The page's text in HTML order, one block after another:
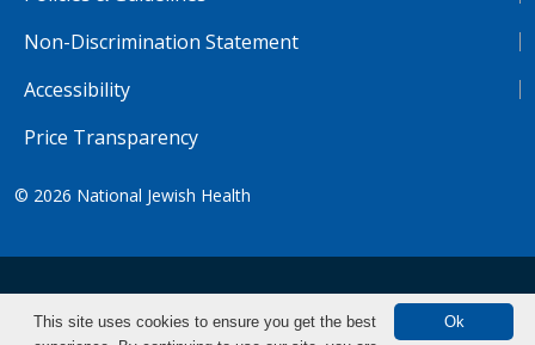
Non-Discrimination Statement
Accessibility
Price Transparency
© 2026 National Jewish Health
NJH.Footer.SupportedLanguages
Tiếng Việt
Ok
This site uses cookies to ensure you get the best